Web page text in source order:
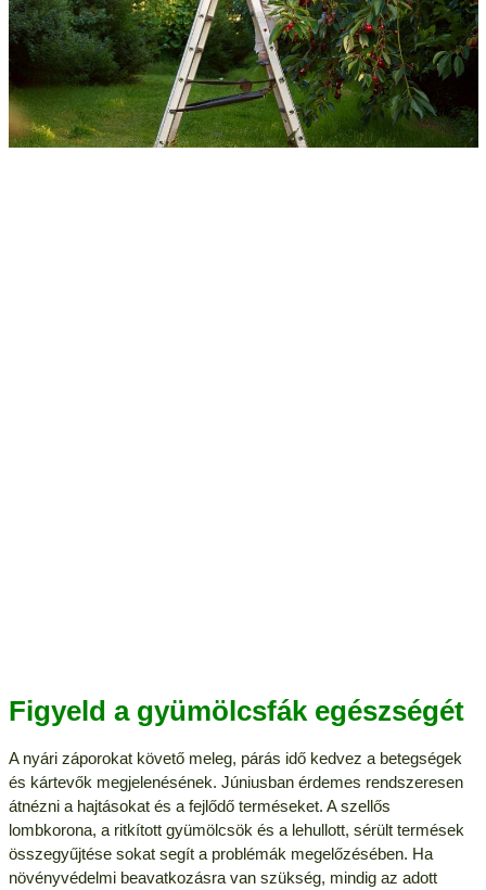
Figyeld a gyümölcsfák egészségét
A nyári záporokat követő meleg, párás idő kedvez a betegségek
és kártevők megjelenésének. Júniusban érdemes rendszeresen
átnézni a hajtásokat és a fejlődő terméseket. A szellős
lombkorona, a ritkított gyümölcsök és a lehullott, sérült termések
összegyűjtése sokat segít a problémák megelőzésében. Ha
növényvédelmi beavatkozásra van szükség, mindig az adott